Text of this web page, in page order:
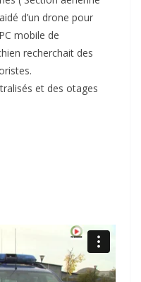
d’un drone pour
mobile de
recherchait des
et des otages